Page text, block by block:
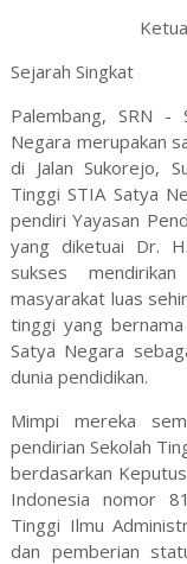
Sejarah Singkat
Palembang, SRN -
Negara merupakan
di Jalan Sukorejo,
Tinggi STIA Satya
pendiri Yayasan
yang diketuai Dr.
sukses
masyarakat luas
tinggi yang
Satya Negara
dunia pendidikan.
Mimpi mereka
pendirian Sekolah
berdasarkan
Indonesia nomor
Tinggi Ilmu
dan pemberian